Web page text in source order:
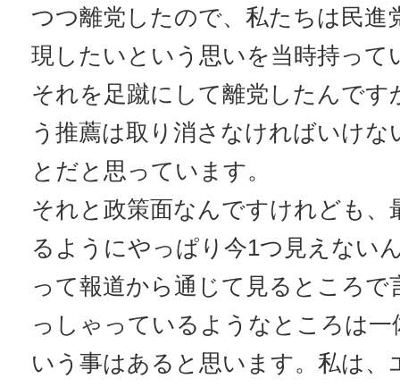
つつ離党したので、私たちは民進
現したいという思いを当時持って
それを足蹴にして離党したんです
う推薦は取り消さなければいけ
とだと思っています。
それと政策面なんですけれども、
るようにやっぱり今1つ見えない
って報道から通じて見るところで
っしゃっているようなところは
いう事はあると思います。私は、